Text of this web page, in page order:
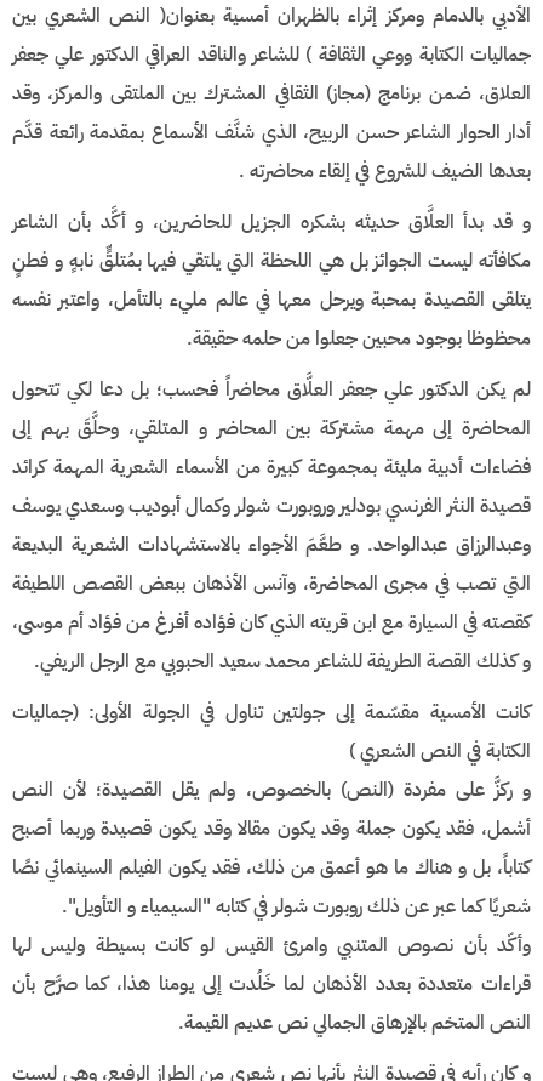
الأدبي بالدمام ومركز إثراء بالظهران أمسية بعنوان( النص الشعري بين
جماليات الكتابة ووعي الثقافة ) للشاعر والناقد العراقي الدكتور علي جعفر
العلاق، ضمن برنامج (مجاز) الثقافي المشترك بين الملتقى والمركز، وقد
أدار الحوار الشاعر حسن الربيح، الذي شنَّف الأسماع بمقدمة رائعة قدَّم
بعدها الضيف للشروع في إلقاء محاضرته .
و قد بدأ العلَّاق حديثه بشكره الجزيل للحاضرين، و أكَّد بأن الشاعر
مكافأته ليست الجوائز بل هي اللحظة التي يلتقي فيها بمُتلقٍّ نابهٍ و فطنٍ
يتلقى القصيدة بمحبة ويرحل معها في عالم مليء بالتأمل، واعتبر نفسه
محظوظا بوجود محبين جعلوا من حلمه حقيقة.
لم يكن الدكتور علي جعفر العلَّاق محاضراً فحسب؛ بل دعا لكي تتحول
المحاضرة إلى مهمة مشتركة بين المحاضر و المتلقي، وحلَّقَ بهم إلى
فضاءات أدبية مليئة بمجموعة كبيرة من الأسماء الشعرية المهمة كرائد
قصيدة النثر الفرنسي بودلير وروبورت شولر وكمال أبوديب وسعدي يوسف
وعبدالرزاق عبدالواحد. و طعَّمَ الأجواء بالاستشهادات الشعرية البديعة
التي تصب في مجرى المحاضرة، وآنس الأذهان ببعض القصص اللطيفة
كقصته في السيارة مع ابن قريته الذي كان فؤاده أفرغ من فؤاد أم موسى،
و كذلك القصة الطريفة للشاعر محمد سعيد الحبوبي مع الرجل الريفي.
كانت الأمسية مقسّمة إلى جولتين تناول في الجولة الأولى: (جماليات
الكتابة في النص الشعري )
و ركزَّ على مفردة (النص) بالخصوص، ولم يقل القصيدة؛ لأن النص
أشمل، فقد يكون جملة وقد يكون مقالا وقد يكون قصيدة وربما أصبح
كتاباً، بل و هناك ما هو أعمق من ذلك، فقد يكون الفيلم السينمائي نصًا
شعريًا كما عبر عن ذلك روبورت شولر في كتابه "السيمياء و التأويل".
وأكّد بأن نصوص المتنبي وامرئ القيس لو كانت بسيطة وليس لها
قراءات متعددة بعدد الأذهان لما خَلُدت إلى يومنا هذا، كما صرَّح بأن
النص المتخم بالإرهاق الجمالي نص عديم القيمة.
و كان رأيه في قصيدة النثر بأنها نص شعري من الطراز الرفيع، وهي ليست